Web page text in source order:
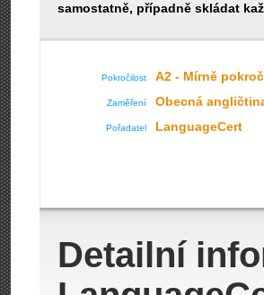
samostatně, případně skládat
Pokročilost A2 - Mírně
Zaměření Obecná
Pořadatel LanguageCert
Detailní